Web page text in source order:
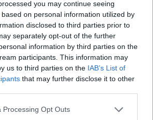
you may continue seeing
on personal information utilized by
disclosed to third parties prior to
separately opt-out of the further
information by third parties on the
participants. This information may
us to third parties on the IAB’s List of
that may further disclose it to other
website/app uses one or more Google
Processing Opt Outs
oportunidades. Por su bajo valor de
puede ser una apuesta sin apenas
5
hora de la jornada 18
esta noche a las 21:00 horas.